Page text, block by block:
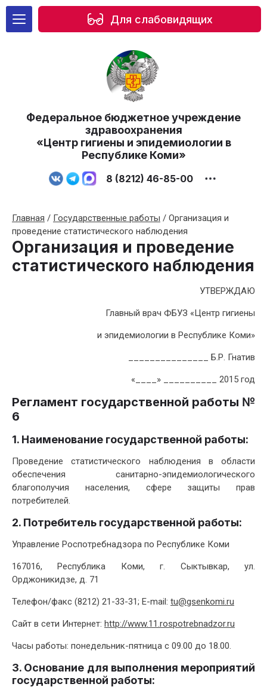
Для слабовидящих
Федеральное бюджетное учреждение
здравоохранения
«Центр гигиены и эпидемиологии в
Республике Коми»
8 (8212) 46-85-00
Главная / Государственные работы / Организация и
проведение статистического наблюдения
Организация и проведение
статистического наблюдения
УТВЕРЖДАЮ
Главный врач ФБУЗ «Центр гигиены
и эпидемиологии в Республике Коми»
_______________ Б.Р. Гнатив
«____» __________ 2015 год
Регламент государственной работы №
6
1. Наименование государственной работы:
Проведение статистического наблюдения в области
обеспечения санитарно-эпидемиологического
благополучия населения, сфере защиты прав
потребителей.
2. Потребитель государственной работы:
Управление Роспотребнадзора по Республике Коми
167016, Республика Коми, г. Сыктывкар, ул.
Орджоникидзе, д. 71
Телефон/факс (8212) 21-33-31; E-mail: tu@gsenkomi.ru
Сайт в сети Интернет: http://www.11.rospotrebnadzor.ru
Часы работы: понедельник-пятница с 09.00 до 18.00.
3. Основание для выполнения мероприятий
государственной работы: